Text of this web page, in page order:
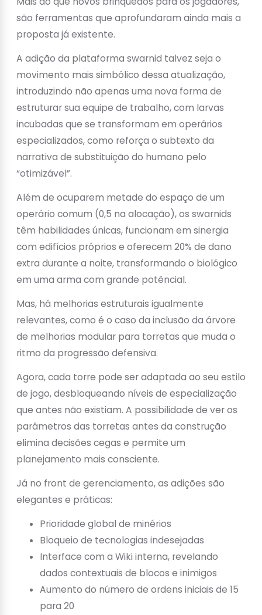
são ferramentas que aprofundaram ainda mais a
proposta já existente.
A adição da plataforma swarnid talvez seja o
movimento mais simbólico dessa atualização,
introduzindo não apenas uma nova forma de
estruturar sua equipe de trabalho, com larvas
incubadas que se transformam em operários
especializados, como reforça o subtexto da
narrativa de substituição do humano pelo
“otimizável”.
Além de ocuparem metade do espaço de um
operário comum (0,5 na alocação), os swarnids
têm habilidades únicas, funcionam em sinergia
com edifícios próprios e oferecem 20% de dano
extra durante a noite, transformando o biológico
em uma arma com grande potêncial.
Mas, há melhorias estruturais igualmente
relevantes, como é o caso da inclusão da árvore
de melhorias modular para torretas que muda o
ritmo da progressão defensiva.
Agora, cada torre pode ser adaptada ao seu estilo
de jogo, desbloqueando níveis de especialização
que antes não existiam. A possibilidade de ver os
parâmetros das torretas antes da construção
elimina decisões cegas e permite um
planejamento mais consciente.
Já no front de gerenciamento, as adições são
elegantes e práticas:
Prioridade global de minérios
Bloqueio de tecnologias indesejadas
Interface com a Wiki interna, revelando
dados contextuais de blocos e inimigos
Aumento do número de ordens iniciais de 15
para 20